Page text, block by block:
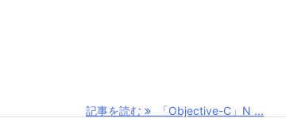
記事を読む 「Objective-C」N ...